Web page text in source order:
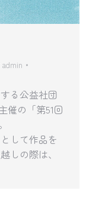
admin
る公益社団
催の「第51回
して作品を
しの際は、